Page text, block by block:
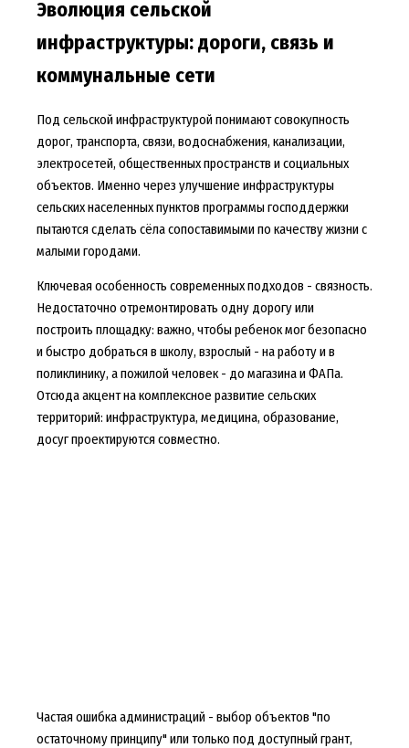
Эволюция сельской
инфраструктуры: дороги, связь и
коммунальные сети
Под сельской инфраструктурой понимают совокупность
дорог, транспорта, связи, водоснабжения, канализации,
электросетей, общественных пространств и социальных
объектов. Именно через улучшение инфраструктуры
сельских населенных пунктов программы господдержки
пытаются сделать сёла сопоставимыми по качеству жизни с
малыми городами.
Ключевая особенность современных подходов - связность.
Недостаточно отремонтировать одну дорогу или
построить площадку: важно, чтобы ребенок мог безопасно
и быстро добраться в школу, взрослый - на работу и в
поликлинику, а пожилой человек - до магазина и ФАПа.
Отсюда акцент на комплексное развитие сельских
территорий: инфраструктура, медицина, образование,
досуг проектируются совместно.
Частая ошибка администраций - выбор объектов "по
остаточному принципу" или только под доступный грант,